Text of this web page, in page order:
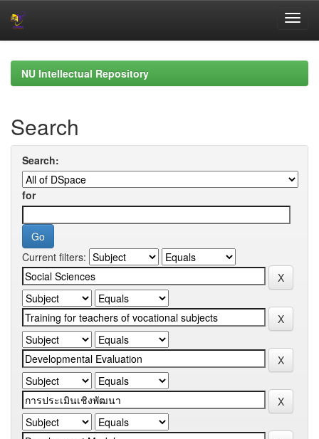
navigationNU Intellectual Repository
Search
Search:
for
Current filters: